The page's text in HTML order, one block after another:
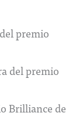
premio
del premio
Brilliance de